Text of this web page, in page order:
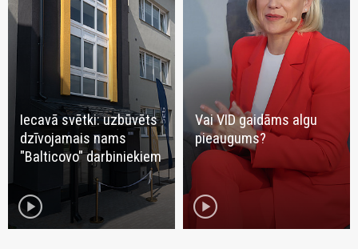
Iecavā svētki: uzbūvēts
dzīvojamais nams
"Balticovo" darbiniekiem
play_circle
Vai VID gaidāms algu
pieaugums?
play_circle